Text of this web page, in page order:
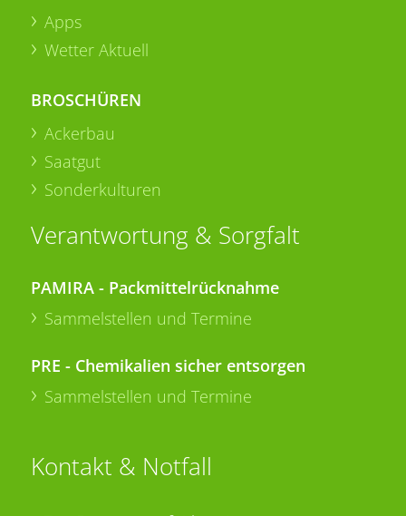
Apps
Wetter Aktuell
BROSCHÜREN
Ackerbau
Saatgut
Sonderkulturen
Verantwortung & Sorgfalt
PAMIRA - Packmittelrücknahme
Sammelstellen und Termine
PRE - Chemikalien sicher entsorgen
Sammelstellen und Termine
Kontakt & Notfall